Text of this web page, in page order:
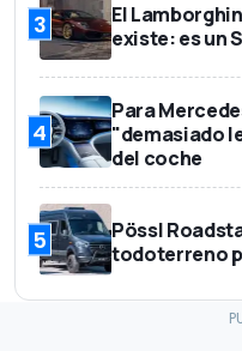
3
El
existe: es un
4
Para
"demasiado
del coche
5
Pössl
todoterreno